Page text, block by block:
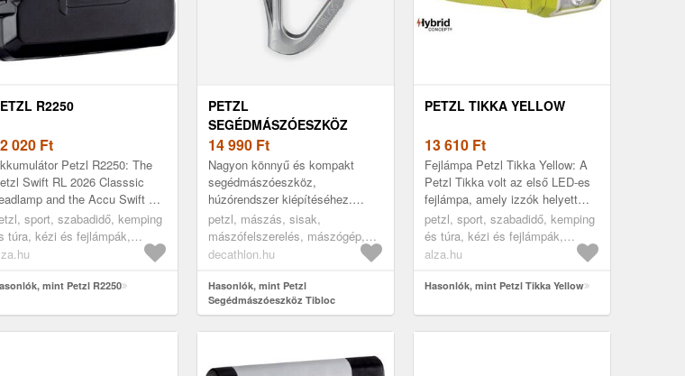
R2250
020 Ft
Petzl R2250: The
Swift RL 2026 Classsic
and the Accu Swift RL
battery pack form a set for
outdoor activities. T...
sport, szabadidő, kemping
túra, kézi és fejlámpák,
mint Petzl R2250
PETZL
SEGÉDMÁSZÓESZKÖZ
TIBLOC
14 990 Ft
Nagyon könnyű és kompakt
segédmászóeszköz,
húzórendszer kiépítéséhez.
TIBLOC automatikus
blokkolórendszere a kötélhez
szorítja a karabinert.
petzl, mászás, sisak,
mászófelszerelés, mászógép,
csiga, ék, csiga, mászógép, ......
decathlon.hu
Hasonlók, mint Petzl
Segédmászóeszköz Tibloc
PETZL TIKKA YELLOW
13 610 Ft
Fejlámpa Petzl Tikka Yellow: A
Petzl Tikka volt az első LED-es
fejlámpa, amely izzók helyett
LED-diódákat használt. 20 évvel
ezelőtt került piacra....
petzl, sport, szabadidő, kemping
és túra, kézi és fejlámpák,
fejlámpák
alza.hu
Hasonlók, mint Petzl Tikka Yellow